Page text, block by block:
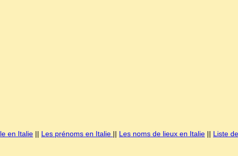
en Italie || Les prénoms en Italie || Les noms de lieux en Italie || Liste